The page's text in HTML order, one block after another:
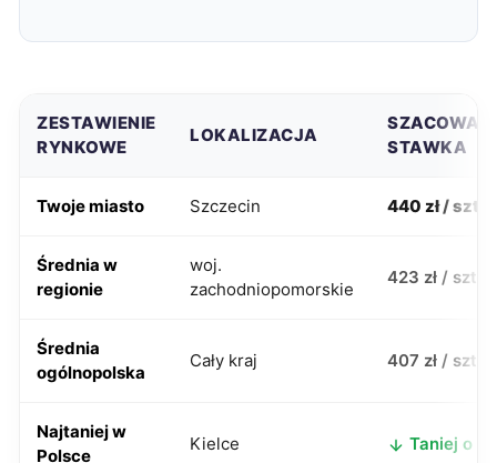
ZESTAWIENIE
RYNKOWE
LOKALIZACJA
STAWKA
Twoje miasto Szczecin 440 zł / szt
Średnia w
regionie
woj.
zachodniopomorskie
423 zł / szt
Średnia
ogólnopolska
Cały kraj 407 zł / szt
Najtaniej w
Polsce
Kielce Taniej o